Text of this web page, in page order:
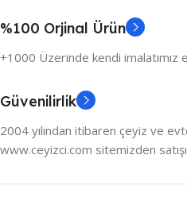
%100 Orjinal Ürün
+1000 Üzerinde kendi imalatımız
Güvenilirlik
2004 yılından itibaren çeyiz ve
www.ceyizci.com sitemizden